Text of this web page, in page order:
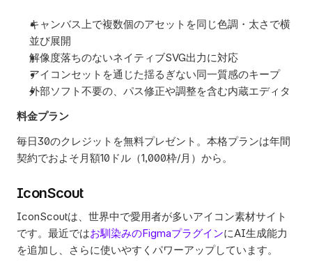
キャンバス上で複数個のアセットを同じ色調・太さで横
並び展開
解像度落ちのないネイティブSVG出力に対応
アイコンセットを通じた揺るぎない同一質感のキープ
外部ソフト不要の、パス修正や調整を含む内蔵エディタ
料金プラン
毎日30のクレジットを無料プレゼント。本格プランは年間
契約でおよそ月額10ドル（1,000枠/月）から。
IconScout
IconScoutは、世界中で愛用者が多いアイコン素材サイト
です。最近ではお馴染みのFigmaプラグインにAI生成能力
を追加し、さらに使いやすくパワーアップしています。